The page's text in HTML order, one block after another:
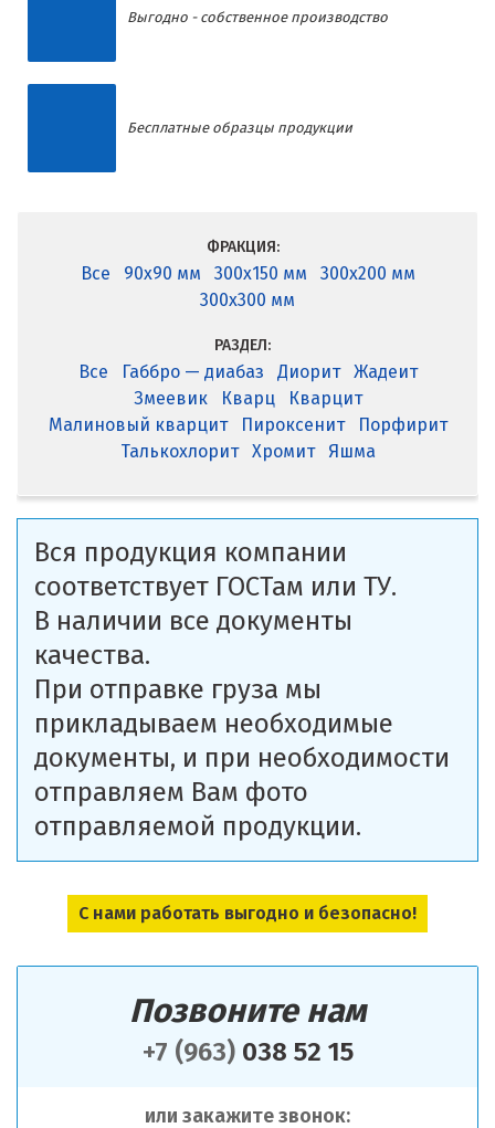
Позвоните нам
+7 (963)038 52 15
или закажите звонок:
Выгодно - собственное производство
Бесплатные образцы продукции
ФРАКЦИЯ:
Все 90x90 мм 300x150 мм
300x200 мм
300x300 мм
РАЗДЕЛ:
Все Габбро — диабаз Диорит
Жадеит
Змеевик
Кварц
Кварцит
Малиновый кварцит
Пироксенит
Порфирит
Талькохлорит
Хромит Яшма
Вся продукция компании
соответствует ГОСТам или ТУ.
В наличии все документы
качества.
При отправке груза мы
прикладываем необходимые
документы, и при необходимости
отправляем Вам фото
отправляемой продукции.
С нами работать выгодно и безопасно!